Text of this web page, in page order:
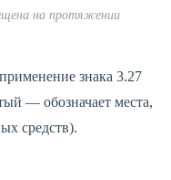
на протяжении
знака 3.27
— обозначает места,
средств).